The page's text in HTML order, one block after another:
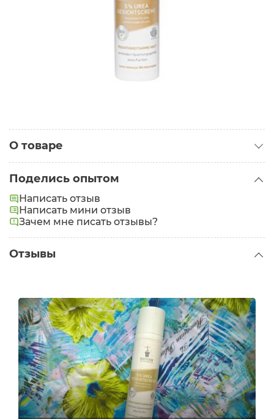
О товаре
Поделись опытом
Написать отзыв
Написать мини отзыв
Зачем мне писать отзывы?
Отзывы